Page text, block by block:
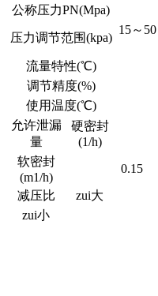
公称压力PN(Mpa)
压力调节范围(kpa)
15～
流量特性(℃)
调节精度(%)
使用温度(℃)
允许泄漏
量
硬密封
(1/h)
软密封
(m1/h)
0.15
减压比
zui大
zui小